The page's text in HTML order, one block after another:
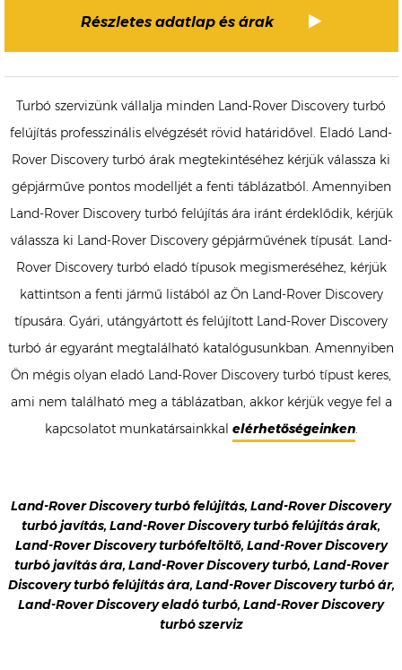
Részletes adatlap és árak
Turbó szervizünk vállalja minden Land-Rover Discovery turbó
felújítás professzinális elvégzését rövid határidővel. Eladó Land-
Rover Discovery turbó árak megtekintéséhez kérjük válassza ki
gépjárműve pontos modelljét a fenti táblázatból. Amennyiben
Land-Rover Discovery turbó felújítás ára iránt érdeklődik, kérjük
válassza ki Land-Rover Discovery gépjárművének típusát. Land-
Rover Discovery turbó eladó típusok megismeréséhez, kérjük
kattintson a fenti jármű listából az Ön Land-Rover Discovery
típusára. Gyári, utángyártott és felújított Land-Rover Discovery
turbó ár egyaránt megtalálható katalógusunkban. Amennyiben
Ön mégis olyan eladó Land-Rover Discovery turbó típust keres,
ami nem található meg a táblázatban, akkor kérjük vegye fel a
kapcsolatot munkatársainkkal elérhetőségeinken.
Land-Rover Discovery turbó felújítás, Land-Rover Discovery
turbó javítás, Land-Rover Discovery turbó felújítás árak,
Land-Rover Discovery turbófeltöltő, Land-Rover Discovery
turbó javítás ára, Land-Rover Discovery turbó, Land-Rover
Discovery turbó felújítás ára, Land-Rover Discovery turbó ár,
Land-Rover Discovery eladó turbó, Land-Rover Discovery
turbó szerviz